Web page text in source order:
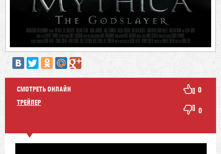
СМОТРЕТЬ ОНЛАЙН
ТРЕЙЛЕР
0
0